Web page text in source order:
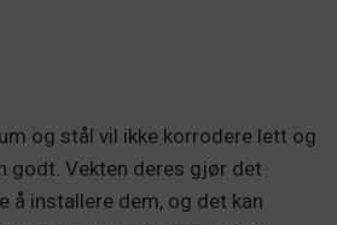
og stål vil ikke korrodere lett og
godt. Vekten deres gjør det
å installere dem, og det kan